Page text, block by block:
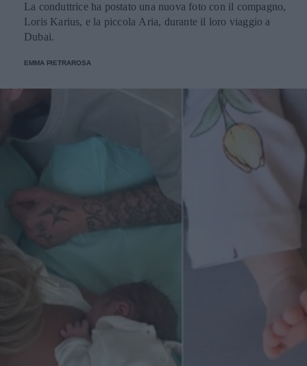
La conduttrice ha postato una nuova foto con il compagno,
Loris Karius, e la piccola Aria, durante il loro viaggio a
Dubai.
EMMA PIETRAROSA